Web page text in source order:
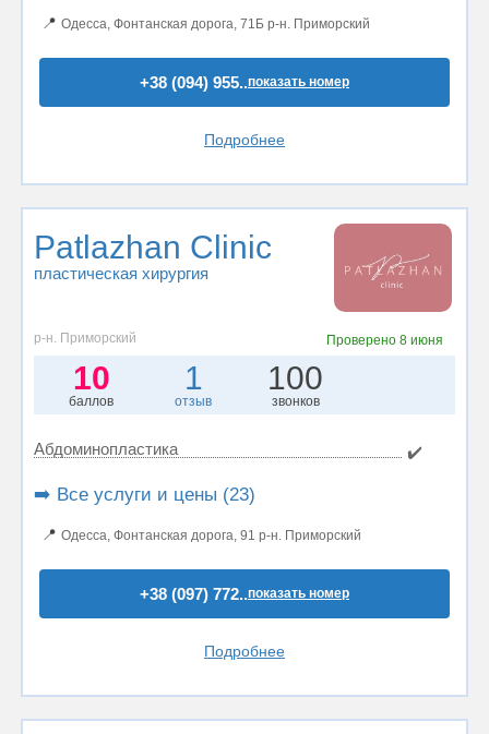
📍 Одесса, Фонтанская дорога, 71Б р-н. Приморский
+38 (094) 955..показать номер
Подробнее
Patlazhan Clinic
пластическая хирургия
р-н. Приморский Проверено8 июня
10
баллов
1
отзыв
100
звонков
Абдоминопластика ✔️
➡️ Все услуги и цены (23)
📍 Одесса, Фонтанская дорога, 91 р-н. Приморский
+38 (097) 772..показать номер
Подробнее